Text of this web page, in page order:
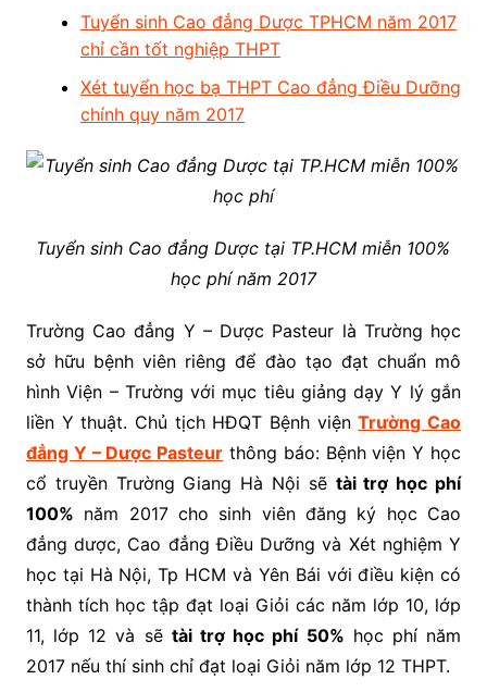
Tuyển sinh Cao đẳng Dược TPHCM năm 2017
chỉ cần tốt nghiệp THPT
Xét tuyển học bạ THPT Cao đẳng Điều Dưỡng
chính quy năm 2017
Tuyển sinh Cao đẳng Dược tại TP.HCM miễn 100%
học phí năm 2017
Trường Cao đẳng Y – Dược Pasteur là Trường học
sở hữu bệnh viên riêng để đào tạo đạt chuẩn mô
hình Viện – Trường với mục tiêu giảng dạy Y lý gắn
liền Y thuật. Chủ tịch HĐQT Bệnh việnTrường Cao
đẳng Y – Dược Pasteur thông báo: Bệnh viện Y học
cổ truyền Trường Giang Hà Nội sẽ tài trợ học phí
100% năm 2017 cho sinh viên đăng ký học Cao
đẳng dược, Cao đẳng Điều Dưỡng và Xét nghiệm Y
học tại Hà Nội, Tp HCM và Yên Bái với điều kiện có
thành tích học tập đạt loại Giỏi các năm lớp 10, lớp
11, lớp 12 và sẽ tài trợ học phí 50% học phí năm
2017 nếu thí sinh chỉ đạt loại Giỏi năm lớp 12 THPT.